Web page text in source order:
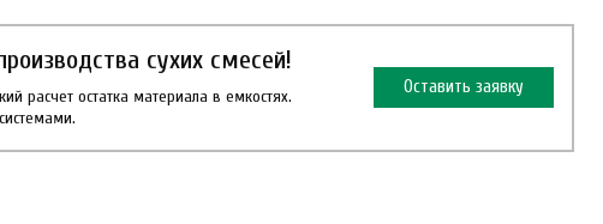
сухих смесей!
расчет остатка материала в емкостях.
Оставить заявку